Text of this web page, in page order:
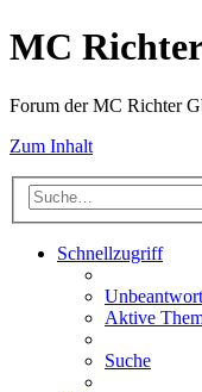
MC
Forum der MC Richter
Zum Inhalt
Schnellzugriff
Aktive
Suche